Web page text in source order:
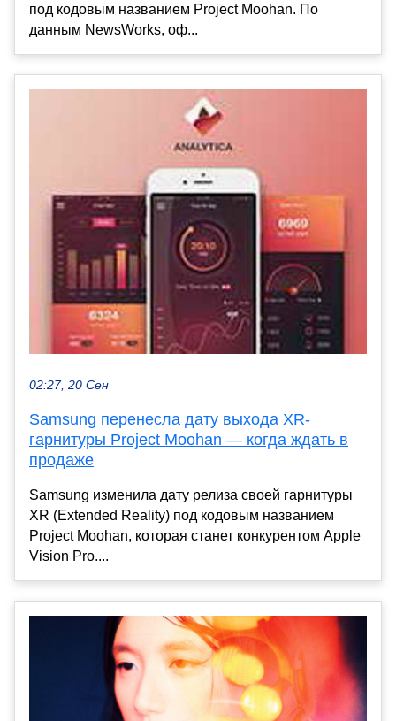
под кодовым названием Project Moohan. По
данным NewsWorks, оф...
02:27, 20 Сен
Samsung перенесла дату выхода XR-
гарнитуры Project Moohan — когда ждать в
продаже
Samsung изменила дату релиза своей гарнитуры
XR (Extended Reality) под кодовым названием
Project Moohan, которая станет конкурентом Apple
Vision Pro....